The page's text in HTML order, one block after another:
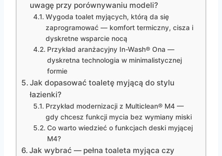
uwagę przy porównywaniu modeli?
Wygoda toalet myjących, którą da się
zaprogramować — komfort termiczny, cisza i
dyskretne wsparcie nocą
Przykład aranżacyjny In-Wash® Ona —
dyskretna technologia w minimalistycznej
formie
Jak dopasować toaletę myjącą do stylu
łazienki?
Przykład modernizacji z Multiclean® M4 —
gdy chcesz funkcji mycia bez wymiany miski
Co warto wiedzieć o funkcjach deski myjącej
M4?
Jak wybrać — pełna toaleta myjąca czy